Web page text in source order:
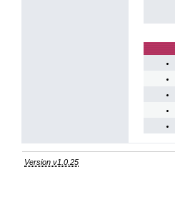
Version v1.0.25